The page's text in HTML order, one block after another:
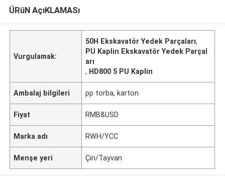
ÜRüN AçıKLAMASı
Vurgulamak:
50H Ekskavatör Yedek Parçaları,
PU Kaplin Ekskavatör Yedek Parçal
arı
, HD800 5 PU Kaplin
Ambalaj bilgileri pp torba, karton
Fiyat RMB&USD
Marka adı RWH/YCC
Menşe yeri Çin/Tayvan